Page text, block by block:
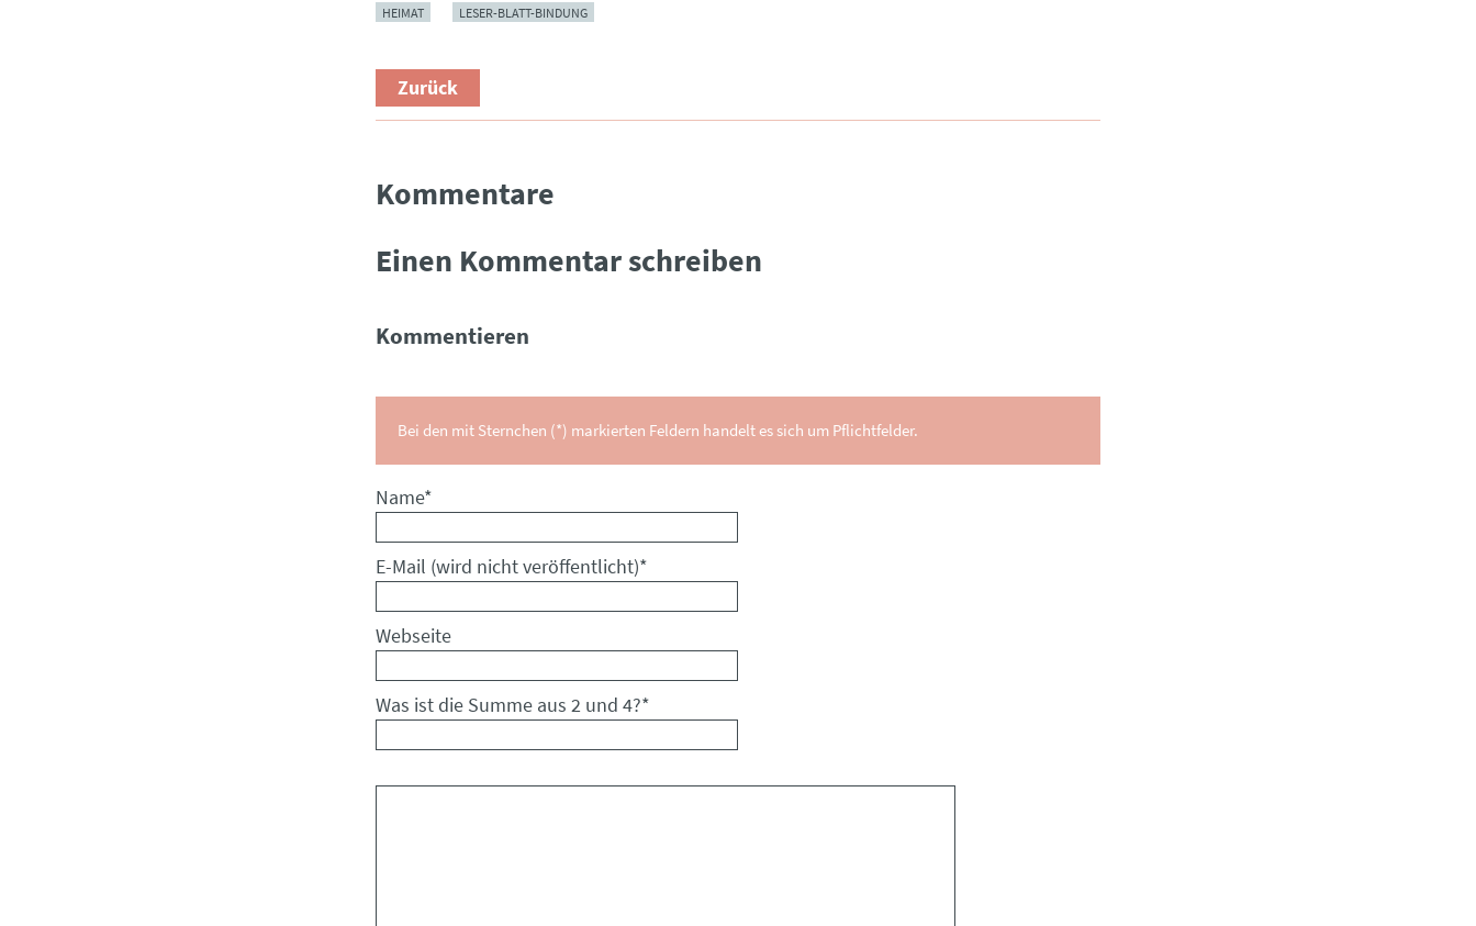
HEIMAT LESER-BLATT-BINDUNG
Zurück
Kommentare
Einen Kommentar schreiben
Kommentieren
Bei den mit Sternchen (*) markierten Feldern handelt es sich um Pflichtfelder.
Pflichtfeld
Name*
Pflichtfeld
E-Mail (wird nicht veröffentlicht)*
Webseite
Was ist die Summe aus 2 und 4?*